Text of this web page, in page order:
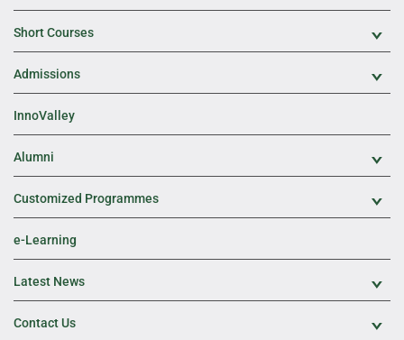
Short Courses
Admissions
InnoValley
Alumni
Customized Programmes
e-Learning
Latest News
Contact Us